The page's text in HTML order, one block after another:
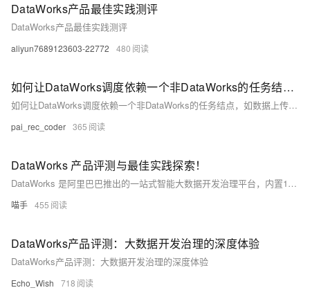
DataWorks产品最佳实践测评
DataWorks产品最佳实践测评
aliyun7689123603-22772 480
如何让DataWorks调度依赖一个非DataWorks的任务结点，如数据上传任务？
如何让DataWorks调度依赖一个非DataWorks的任务结点，如数据上传任务？创建一个表的空分区，然后通过DataWorks去检查这个分区。
pai_rec_coder 365
DataWorks 产品评测与最佳实践探索！
DataWorks 是阿里巴巴推出的一站式智能大数据开发治理平台，内置15年实践经验，集成多种大数据与AI服务。本文通过实际使用角度，探讨其优势、潜力及改进建议。评测涵盖用户画像分析、数据治理、功能表现等方面，适合数字化转型企业参考。
喵手 455
DataWorks产品评测：大数据开发治理的深度体验
DataWorks产品评测：大数据开发治理的深度体验
Echo_Wish 718